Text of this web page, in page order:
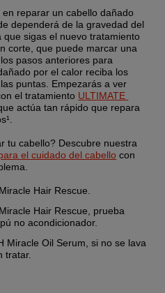
reparar un cabello dañado
dependerá de la gravedad del
sigas el nuevo tratamiento
corte, que puede marcar una
pasos anteriores para
por el calor reciba los
puntas. Empezarás a ver
el tratamiento ULTIMATE
actúa tan rápido que repara
tu cabello? Descubre nuestra
el cuidado del cabello con
Hair Rescue.
Hair Rescue, prueba
no acondicionador.
Miracle Oil Serum, si no se lava
tratar.